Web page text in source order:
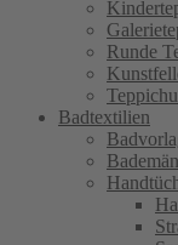
Runde
Badtextilien